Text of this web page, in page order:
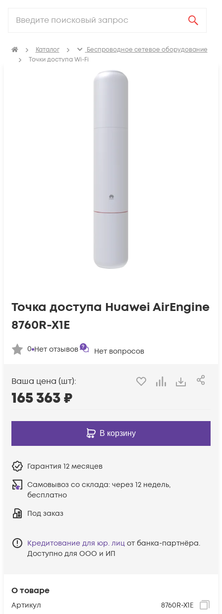
Каталог
Беспроводное сетевое оборудование
Точки доступа Wi-Fi
О товаре
Артикул
8760R-X1E
Точка доступа Huawei AirEngine
8760R-X1E
0 Нет отзывов Нет вопросов
Ваша цена (шт):
165 363₽
В корзину
Гарантия 12 месяцев
Самовывоз со склада: через 12 недель,
бесплатно
Под заказ
Кредитование для юр. лиц от банка-партнёра.
Доступно для ООО и ИП